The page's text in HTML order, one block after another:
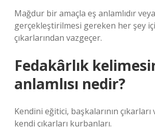
Mağdur bir amaçla eş anlamlıdır
gerçekleştirilmesi gereken her şey
çıkarlarından vazgeçer.
Fedakârlık
anlamlısı nedir?
Kendini eğitici, başkalarının
kendi çıkarları kurbanları.